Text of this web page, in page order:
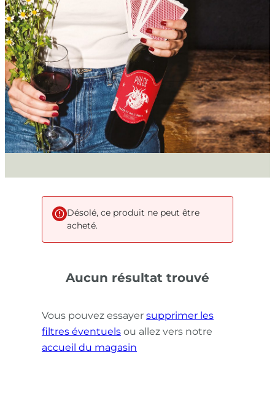
Désolé, ce produit ne peut être
acheté.
Aucun résultat trouvé
Vous pouvez essayer supprimer les
filtres éventuels ou allez vers notre
accueil du magasin